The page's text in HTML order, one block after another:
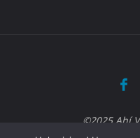
©2025 Ahí